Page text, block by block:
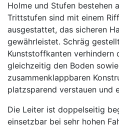
Holme und Stufen bestehen
Trittstufen sind mit einem
ausgestattet, das sicheren
gewährleistet. Schräg
Kunststoffkanten verhindern
gleichzeitig den Boden
zusammenklappbaren
platzsparend verstauen und
Die Leiter ist doppelseitig
einsetzbar bei sehr hohen